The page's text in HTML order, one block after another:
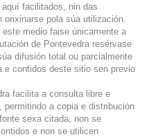
facilitados, nin das
pola súa utilización.
medio faise únicamente a
de Pontevedra resérvase
difusión total ou parcialmente
e contidos deste sitio sen previo
facilita a consulta libre e
permitindo a copia e distribución
sexa citada, non se
e non se utilicen